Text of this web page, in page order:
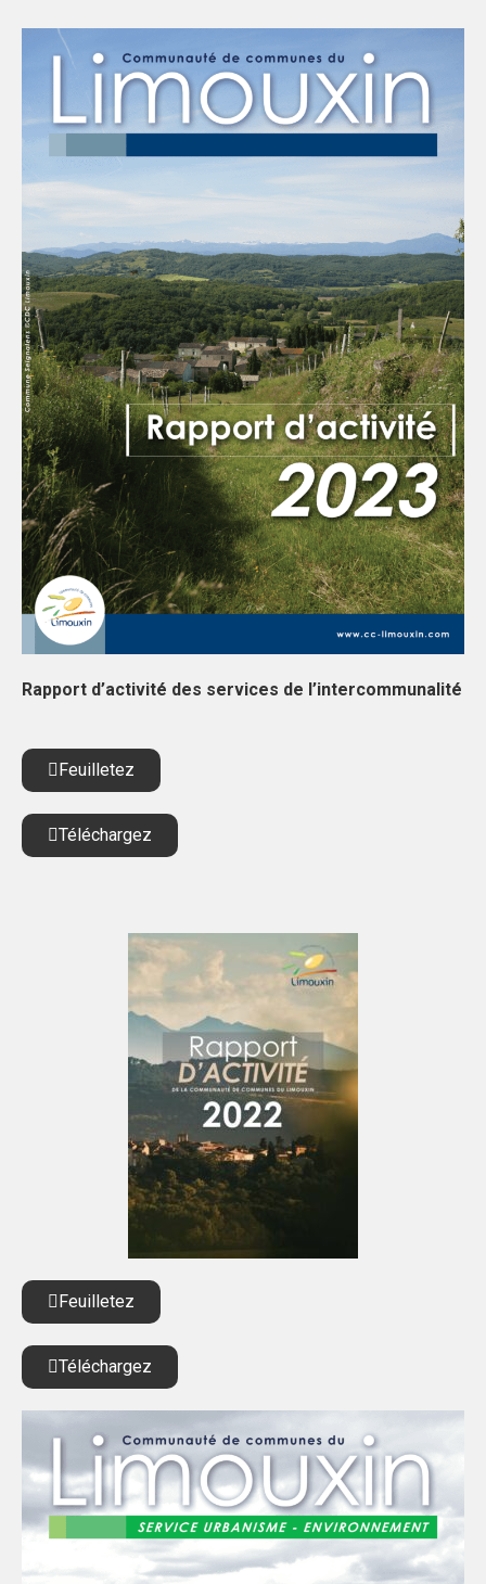
Rapport d’activité des services de l’intercommunalité
Feuilletez
Téléchargez
Feuilletez
Téléchargez